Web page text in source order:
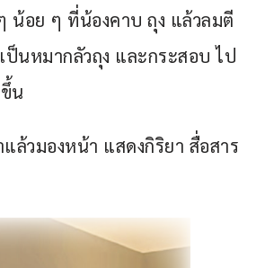
น้อย ๆ ที่น้องคาบ ถุง แล้วลมตี
ป็นหมากลัวถุง และกระสอบ ไป
น
ล้วมองหน้า แสดงกิริยา สื่อสาร